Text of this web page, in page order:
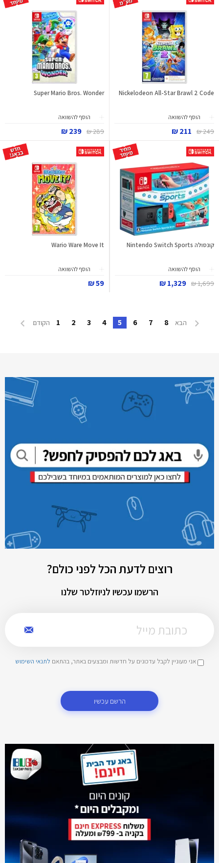
Nickelodeon All-Star Brawl 2 Code
הוסף להשוואה
249 ₪
211 ₪
Super Mario Bros. Wonder
הוסף להשוואה
289 ₪
239 ₪
קונסולה Nintendo Switch Sports
הוסף להשוואה
1,699 ₪
1,329 ₪
Wario Ware Move It
הוסף להשוואה
59 ₪
הבא 8
7
6
5
4
3
2
1 הקודם
רוצים לדעת הכל לפני כולם?
הרשמו עכשיו לניוזלטר שלנו
אני מעוניין לקבל עדכונים על חדשות ומבצעים באתר, בהתאם לתנאי השימוש
הרשם עכשיו